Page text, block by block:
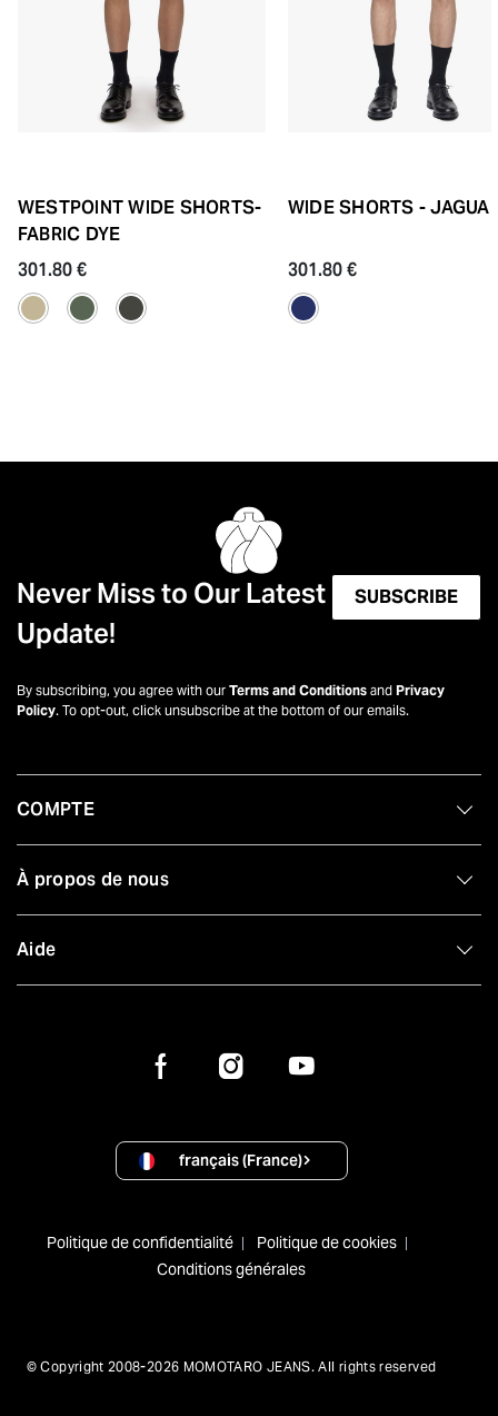
WESTPOINT WIDE SHORTS-
FABRIC DYE
301.80 €
WIDE SHORTS -
301.80 €
Never Miss to Our Latest
Update!
SUBSCRIBE
By subscribing, you agree with our Terms and Conditions and Privacy
Policy. To opt-out, click unsubscribe at the bottom of our emails.
COMPTE
À propos de nous
Aide
français (France)
Politique de confidentialité
Politique de cookies
Conditions générales
© Copyright 2008-2026 MOMOTARO JEANS. All rights reserved